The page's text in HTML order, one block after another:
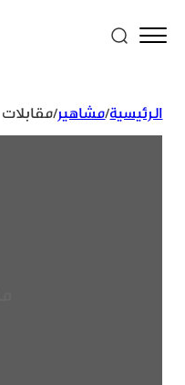
الرئيسية/مشاهير/مقابلات